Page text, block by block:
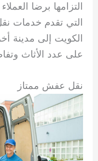
التزامها برضا
التي تقدم خدمات
الكويت إلى مدينة
على عدد الأثاث
نقل عفش ممتاز